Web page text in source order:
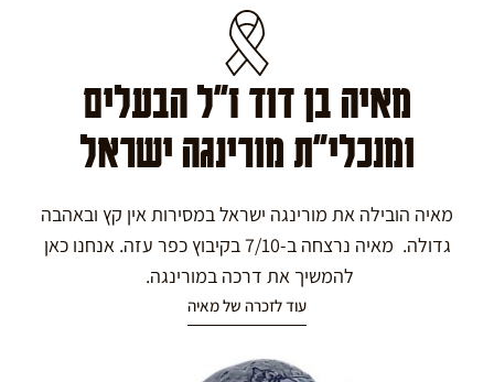
מאיה בן דוד ז"ל הבעלים
ומנכלי"ת מורינגה ישראל
מאיה הובילה את מורינגה ישראל במסירות אין קץ ובאהבה
גדולה. מאיה נרצחה ב-7/10 בקיבוץ כפר עזה. אנחנו כאן
להמשיך את דרכה במורינגה.
עוד לזכרה של מאיה